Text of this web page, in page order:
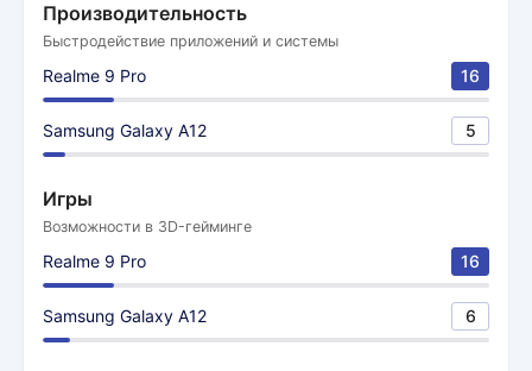
Производительность
Быстродействие приложений и системы
Realme 9 Pro 16
Samsung Galaxy A12 5
Игры
Возможности в 3D-гейминге
Realme 9 Pro 16
Samsung Galaxy A12 6